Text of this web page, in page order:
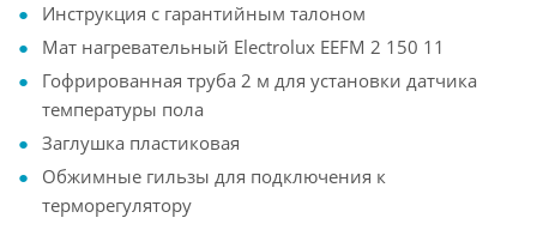
Инструкция с гарантийным талоном
Мат нагревательный Electrolux EEFM 2 150 11
Гофрированная труба 2 м для установки датчика
температуры пола
Заглушка пластиковая
Обжимные гильзы для подключения к
терморегулятору